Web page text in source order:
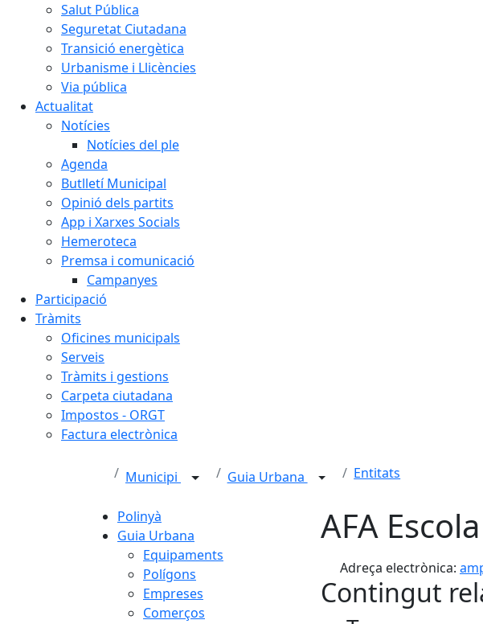
Salut Pública
Seguretat Ciutadana
Transició energètica
Urbanisme i Llicències
Via pública
Actualitat
Notícies
Notícies del ple
Agenda
Butlletí Municipal
Opinió dels partits
App i Xarxes Socials
Hemeroteca
Premsa i comunicació
Campanyes
Participació
Tràmits
Oficines municipals
Serveis
Tràmits i gestions
Carpeta ciutadana
Impostos - ORGT
Factura electrònica
Municipi Guia Urbana Entitats
Polinyà
Guia Urbana
Equipaments
Polígons
Empreses
Comerços
AFA
Adreça electrònica:
Contingut